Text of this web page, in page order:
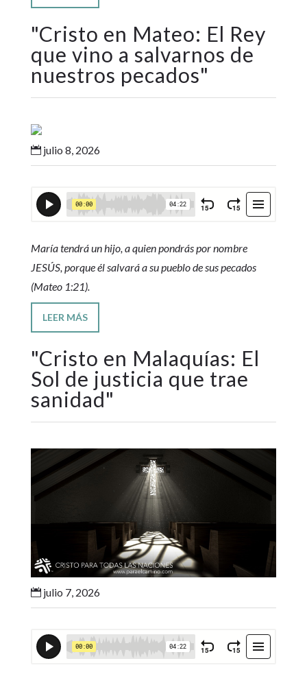
"Cristo en Mateo: El Rey
que vino a salvarnos de
nuestros pecados"
julio 8, 2026
María tendrá un hijo, a quien pondrás por nombre
JESÚS, porque él salvará a su pueblo de sus pecados
(Mateo 1:21).
LEER MÁS
"Cristo en Malaquías: El
Sol de justicia que trae
sanidad"
julio 7, 2026